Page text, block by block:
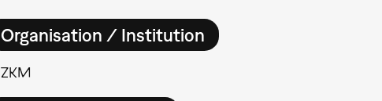
Organisation / Institution
ZKM